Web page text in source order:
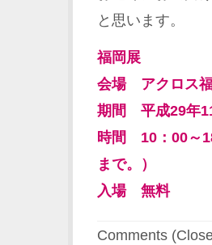
と思います。
福岡展
会場 アクロス
期間 平成29年
時間 10：00～
まで。）
入場 無料
Comments